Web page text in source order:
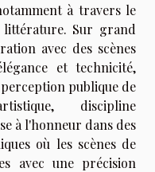
à travers le
Sur grand
avec des scènes
et technicité,
publique de
discipline
à l'honneur dans des
où les scènes de
avec une précision